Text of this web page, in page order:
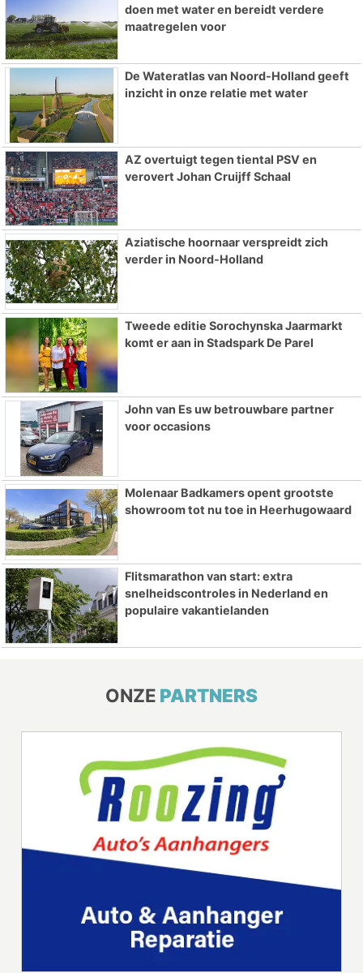
doen met water en bereidt verdere
maatregelen voor
De Wateratlas van Noord-Holland geeft
inzicht in onze relatie met water
AZ overtuigt tegen tiental PSV en
verovert Johan Cruijff Schaal
Aziatische hoornaar verspreidt zich
verder in Noord-Holland
Tweede editie Sorochynska Jaarmarkt
komt er aan in Stadspark De Parel
John van Es uw betrouwbare partner
voor occasions
Molenaar Badkamers opent grootste
showroom tot nu toe in Heerhugowaard
Flitsmarathon van start: extra
snelheidscontroles in Nederland en
populaire vakantielanden
ONZE PARTNERS